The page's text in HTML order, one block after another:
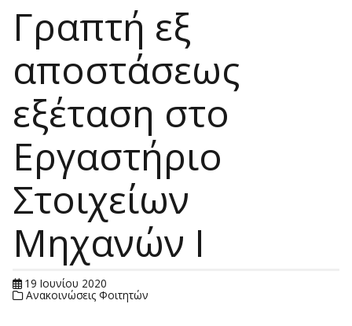
Γραπτή εξ
αποστάσεως
εξέταση στο
Εργαστήριο
Στοιχείων
Μηχανών Ι
19 Ιουνίου 2020
Ανακοινώσεις Φοιτητών